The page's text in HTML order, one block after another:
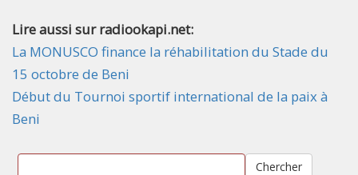
Lire aussi sur radiookapi.net:
La MONUSCO finance la réhabilitation du Stade du
15 octobre de Beni
Début du Tournoi sportif international de la paix à
Beni
Chercher